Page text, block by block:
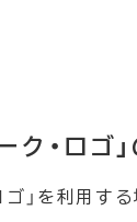
ク・ロゴ
ゴ」を利用す